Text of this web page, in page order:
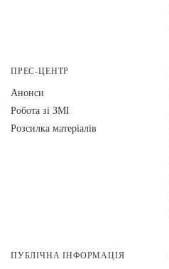
ПРЕС-ЦЕНТР
Анонси
Робота зі ЗМІ
Розсилка матеріалів
ПУБЛІЧНА ІНФОРМАЦІЯ